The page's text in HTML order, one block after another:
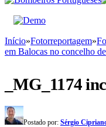
Início»Fotorreportagem»
em Balocas no concelho
_MG_1174
Postado por: Sérgio